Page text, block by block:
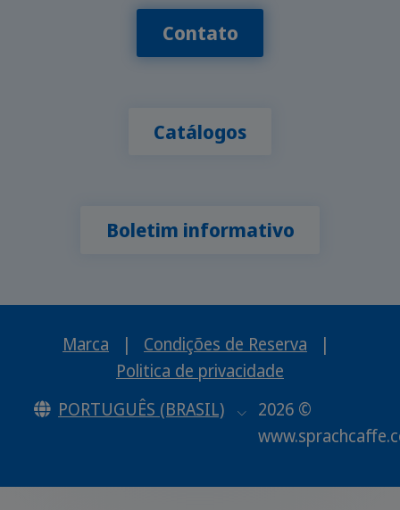
Contato
Catálogos
Boletim informativo
Marca | Condições de Reserva
|
Politica de privacidade
PORTUGUÊS (BRASIL)
2026 ©